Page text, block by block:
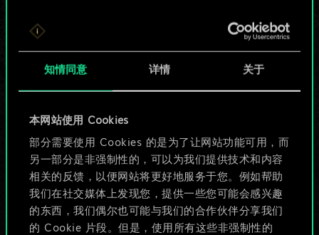
知情同意 详情 关于
本网站使用 Cookies
部分需要使用 Cookies 的是为了让网站功能可用，而
另一部分是非强制性的，可以为我们提供技术和内容
相关的反馈，以便网站将更好地服务于您。例如帮助
我们在社交媒体上发现您，提供一些您可能会感兴趣
的东西，我们偶尔也可能与我们的合作伙伴分享我们
的 Cookie 片段。但是，使用所有这些非强制性的
目前只是分享了一套
牌，但能做的不止这
些！